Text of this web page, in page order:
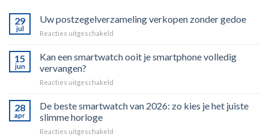
29
jul
Uw postzegelverzameling verkopen zonder gedoe
Reacties uitgeschakeld
postzegelverzameling
15
jun
Kan een smartwatch ooit je smartphone volledig
vervangen?
Reacties uitgeschakeld
een
28
apr
De beste smartwatch van 2026: zo kies je het juiste
slimme horloge
Reacties uitgeschakeld